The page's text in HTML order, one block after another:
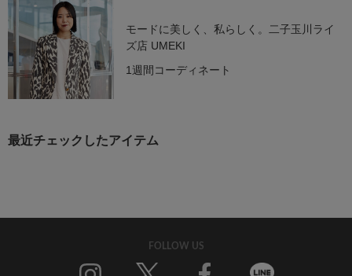
モードに美しく、私らしく。二子玉川ライ
ズ店 UMEKI
1週間コーディネート
最近チェックしたアイテム
FOLLOW US